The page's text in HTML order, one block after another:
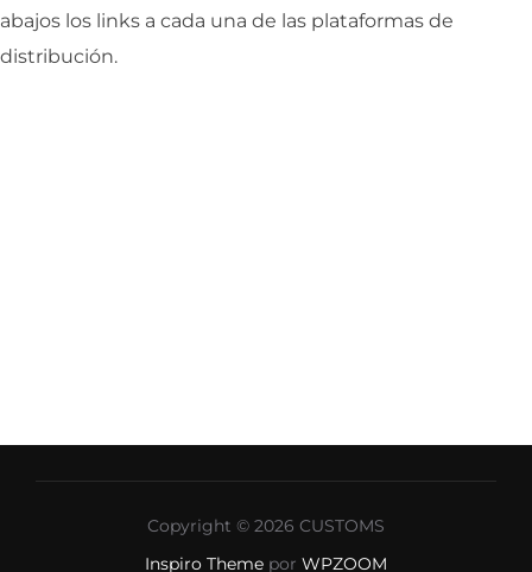
abajos los links a cada una de las plataformas de
distribución.
Copyright © 2026 CUSTOMS
Inspiro Theme por WPZOOM